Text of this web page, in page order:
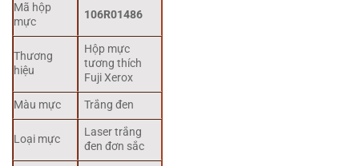
Mã hộp
mực
106R01486
Thương
hiệu
Hộp mực
tương thích
Fuji Xerox
Màu mực
Trắng đen
Loại mực
Laser trắng
đen đơn sắc